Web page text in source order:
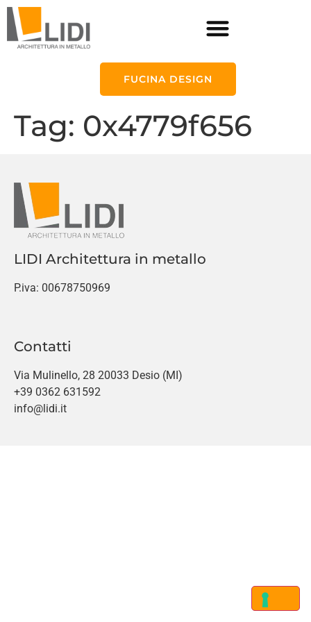
FUCINA DESIGN
Tag: 0x4779f656
LIDI Architettura in metallo
P.iva: 00678750969
Contatti
Via Mulinello, 28 20033 Desio (MI)
+39 0362 631592
info@lidi.it